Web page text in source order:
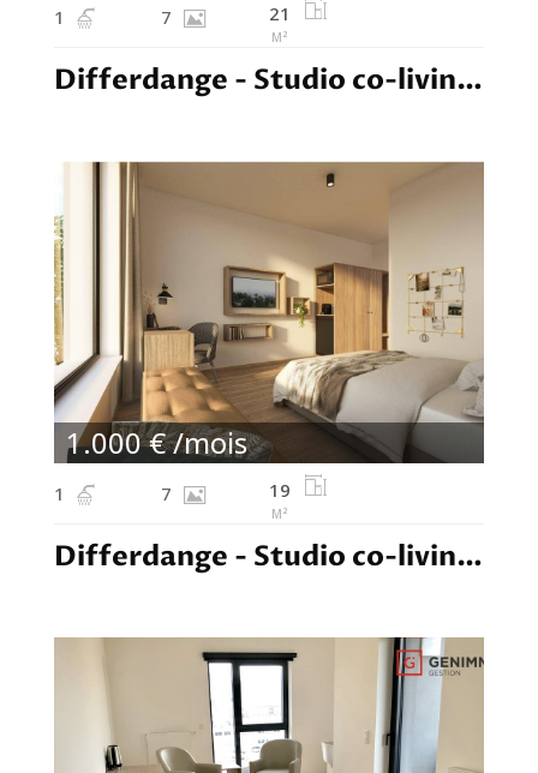
Differdange - Studio co-living - 1.050,00€
1 7 21
M²
Differdange - Studio co-living - 1.000,00€
1 7 19
M²
1.000 € /mois